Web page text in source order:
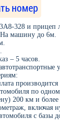
номер
328 и прицеп
машину до 6м.
– 5 часов.
по
200 км и более
включая
с базы